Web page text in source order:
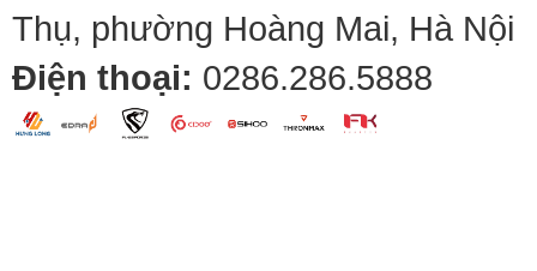
Thụ, phường Hoàng Mai, Hà Nội
Điện thoại: 0286.286.5888